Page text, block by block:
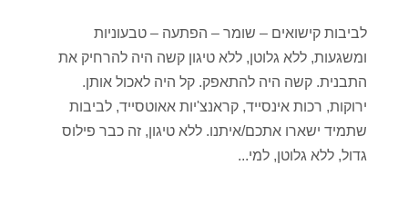
לביבות קישואים – שומר – הפתעה – טבעוניות
ומשגעות, ללא גלוטן, ללא טיגון קשה היה להרחיק את
התבנית. קשה היה להתאפק. קל היה לאכול אותן.
ירוקות, רכות אינסייד, קראנצ'יות אאוטסייד, לביבות
שתמיד ישארו אתכם/איתנו. ללא טיגון, זה כבר פילוס
גדול, ללא גלוטן, למי...